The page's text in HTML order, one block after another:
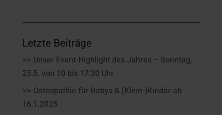
Letzte Beiträge
>> Unser Event-Highlight des Jahres – Sonntag,
25.5. von 10 bis 17:30 Uhr
>> Osteopathie für Babys & (Klein-)Kinder ab
16.1.2025